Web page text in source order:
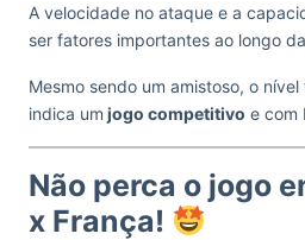
A velocidade no ataque e a
ser fatores importantes ao longo
Mesmo sendo um amistoso, o
indica um jogo competitivo e com
Não perca o jogo
x França!